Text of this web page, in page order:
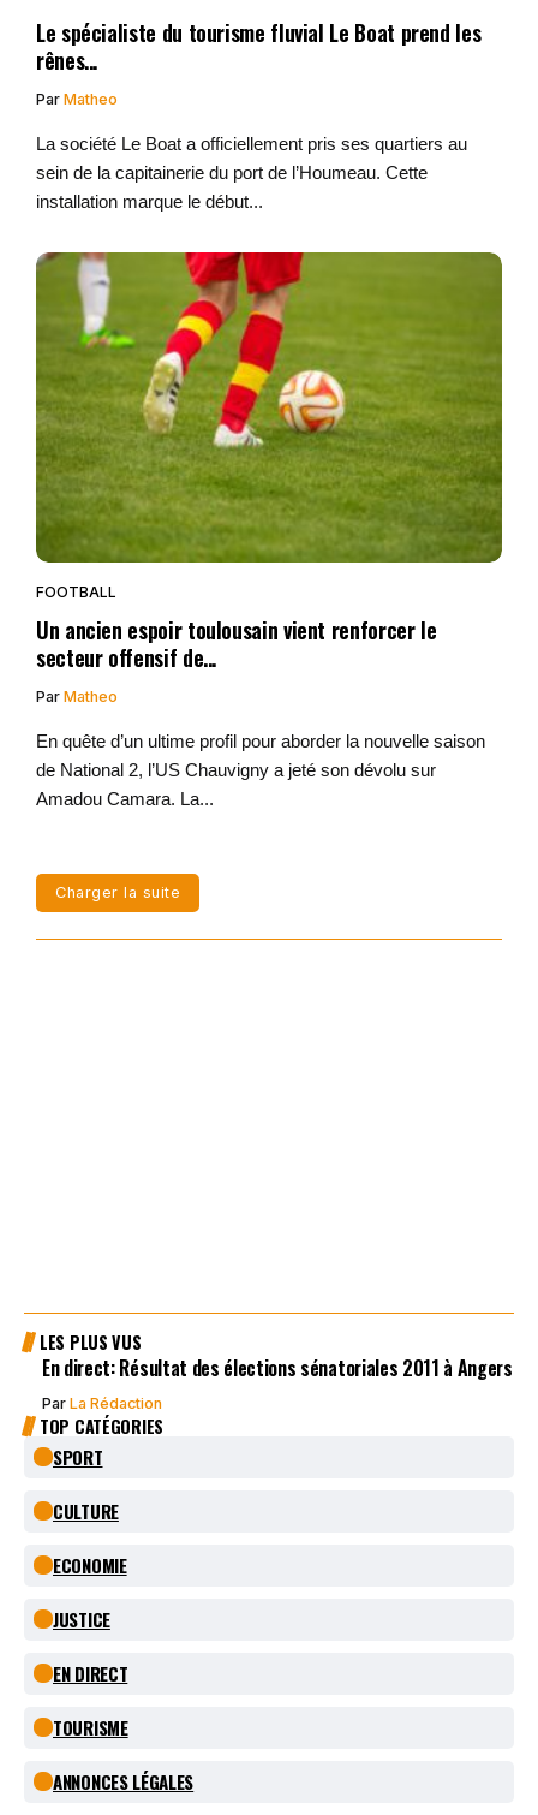
LES PLUS VUS
En direct: Résultat des élections sénatoriales 2011 à Angers
Par La Rédaction
TOP CATÉGORIES
SPORT
CULTURE
ECONOMIE
JUSTICE
EN DIRECT
TOURISME
ANNONCES LÉGALES
Le spécialiste du tourisme fluvial Le Boat prend les
rênes...
Par Matheo
La société Le Boat a officiellement pris ses quartiers au
sein de la capitainerie du port de l’Houmeau. Cette
installation marque le début...
FOOTBALL
Un ancien espoir toulousain vient renforcer le
secteur offensif de...
Par Matheo
En quête d’un ultime profil pour aborder la nouvelle saison
de National 2, l’US Chauvigny a jeté son dévolu sur
Amadou Camara. La...
Charger la suite